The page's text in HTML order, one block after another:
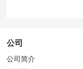
公司
公司简介